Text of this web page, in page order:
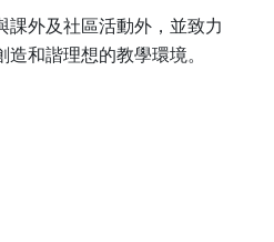
課外及社區活動外，並致力
和諧理想的教學環境。